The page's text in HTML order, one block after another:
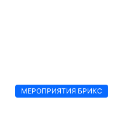
МЕРОПРИЯТИЯ БРИКС